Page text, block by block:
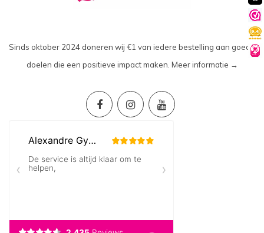
Sinds oktober 2024 doneren wij €1 van iedere bestelling aan goede
doelen die een positieve impact maken. Meer informatie →